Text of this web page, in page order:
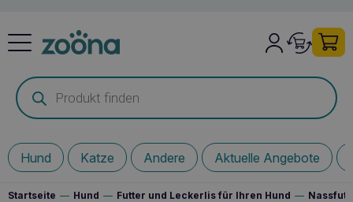
Products
search
Hund Katze Andere Aktuelle Angebote
Startseite — Hund — Futter und Leckerlis für Ihren Hund —